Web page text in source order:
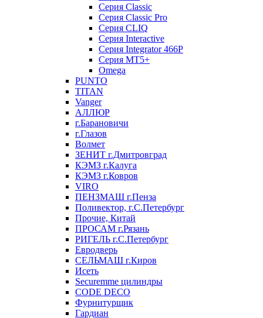
Серия Classic
Серия Classic Pro
Серия CLIQ
Серия Interactive
Серия Integrator 466P
Серия MT5+
Omega
PUNTO
TITAN
Vanger
АЛЛЮР
г.Барановичи
г.Глазов
Волмет
ЗЕНИТ г.Дмитровград
КЭМЗ г.Калуга
КЭМЗ г.Ковров
VIRO
ПЕНЗМАШ г.Пенза
Поливектор, г.С.Петербург
Прочие, Китай
ПРОСАМ г.Рязань
РИГЕЛЬ г.С.Петербург
Евродверь
СЕЛЬМАШ г.Киров
Исеть
Securemme цилиндры
CODE DECO
Фурнитурщик
Гардиан